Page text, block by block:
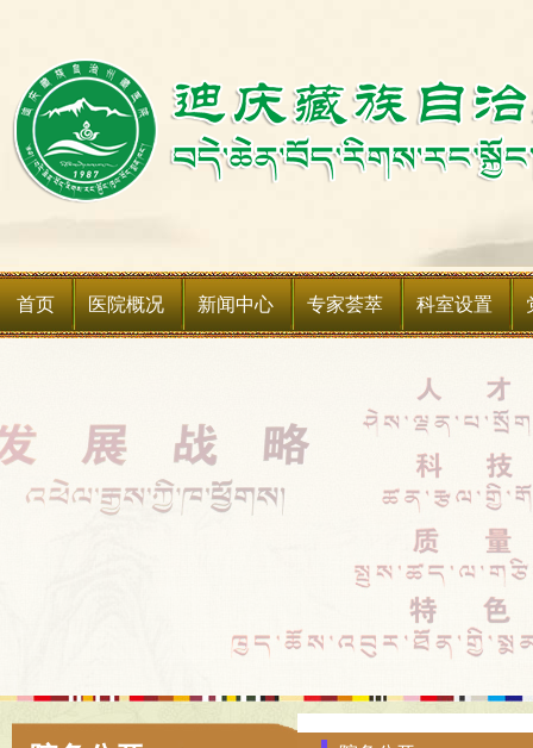
首页 医院概况
领导关怀
新闻中心
通知公告
专家荟萃 科室设置
科室设备